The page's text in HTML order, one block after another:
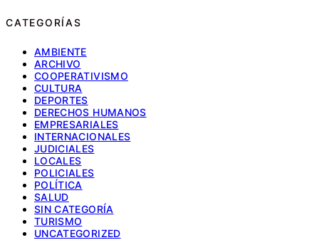
CATEGORÍAS
AMBIENTE
ARCHIVO
COOPERATIVISMO
CULTURA
DEPORTES
DERECHOS HUMANOS
EMPRESARIALES
INTERNACIONALES
JUDICIALES
LOCALES
POLICIALES
POLÍTICA
SALUD
SIN CATEGORÍA
TURISMO
UNCATEGORIZED